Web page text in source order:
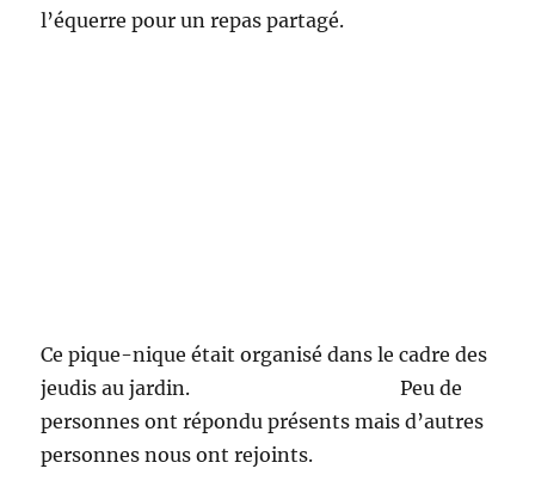
l’équerre pour un repas partagé.
Ce pique-nique était organisé dans le cadre des
jeudis au jardin. Peu de
personnes ont répondu présents mais d’autres
personnes nous ont rejoints.